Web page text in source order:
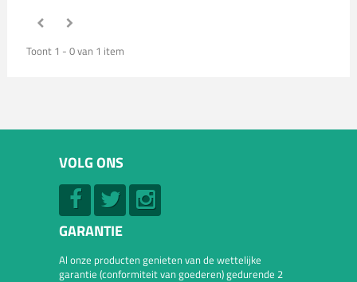
Toont 1 - 0 van 1 item
VOLG ONS
GARANTIE
Al onze producten genieten van de wettelijke
garantie (conformiteit van goederen) gedurende 2